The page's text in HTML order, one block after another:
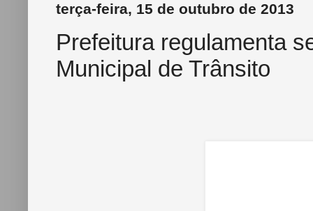
terça-feira, 15 de outubro de 2013
Prefeitura regulamenta
Municipal de Trânsito